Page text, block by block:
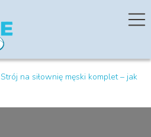
Strój na siłownię męski komplet – jak